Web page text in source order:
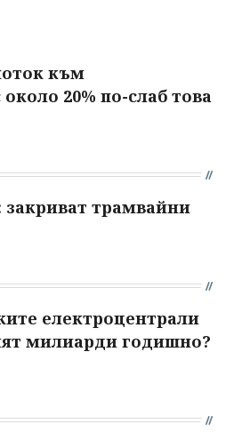
към
20% по-слаб това
закриват трамвайни
електроцентрали
милиарди годишно?